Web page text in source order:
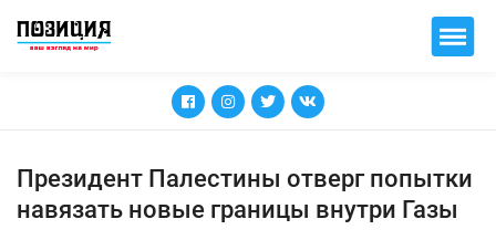
Президент Палестины отверг попытки
навязать новые границы внутри Газы